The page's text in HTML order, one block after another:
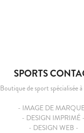
SPORTS
Boutique de sport spécialisée
- IMAGE DE
- DESIGN IMPRIMÉ -
- DESIGN WEB -